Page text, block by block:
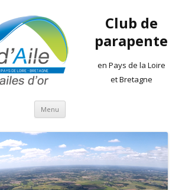
Club de
parapente
en Pays de la Loire
et Bretagne
Menu Aller
contenu